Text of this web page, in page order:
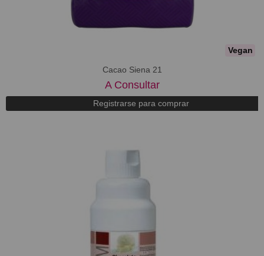
Vegan
Cacao Siena 21
A Consultar
Registrarse para comprar